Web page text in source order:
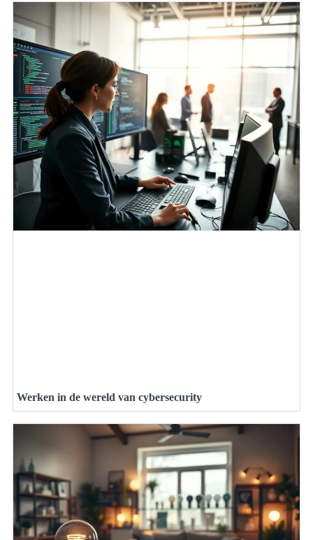
Werken in de wereld van cybersecurity